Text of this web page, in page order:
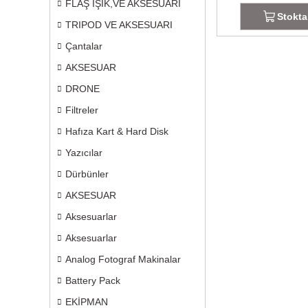
FLAŞ IŞIK,VE AKSESUARI
TRIPOD VE AKSESUARI
Çantalar
AKSESUAR
DRONE
Filtreler
Hafıza Kart & Hard Disk
Yazıcılar
Dürbünler
AKSESUAR
Aksesuarlar
Aksesuarlar
Analog Fotograf Makinalar
Battery Pack
EKİPMAN